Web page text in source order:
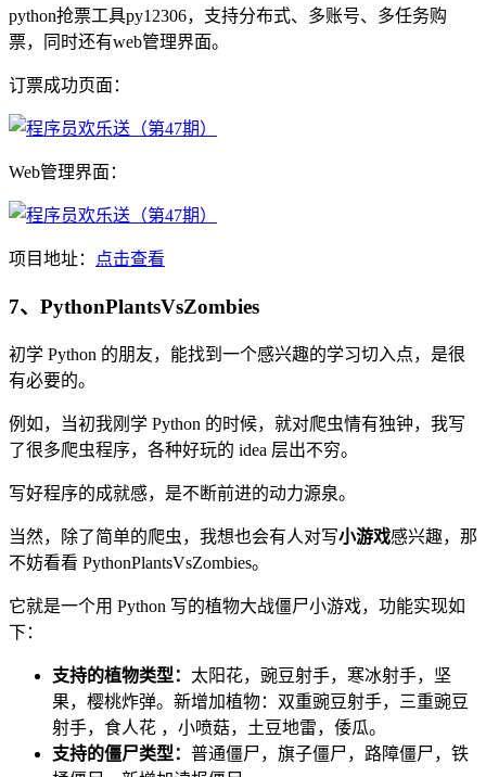
python抢票工具py12306，支持分布式、多账号、多任务购
票，同时还有web管理界面。
订票成功页面：
Web管理界面：
项目地址： 点击查看
7、PythonPlantsVsZombies
初学 Python 的朋友，能找到一个感兴趣的学习切入点，是很
有必要的。
例如，当初我刚学 Python 的时候，就对爬虫情有独钟，我写
了很多爬虫程序，各种好玩的 idea 层出不穷。
写好程序的成就感，是不断前进的动力源泉。
当然，除了简单的爬虫，我想也会有人对写小游戏感兴趣，那
不妨看看 PythonPlantsVsZombies。
它就是一个用 Python 写的植物大战僵尸小游戏，功能实现如
下：
支持的植物类型： 太阳花，豌豆射手，寒冰射手，坚
果，樱桃炸弹。新增加植物：双重豌豆射手，三重豌豆
射手，食人花 ，小喷菇，土豆地雷，倭瓜。
支持的僵尸类型： 普通僵尸，旗子僵尸，路障僵尸，铁